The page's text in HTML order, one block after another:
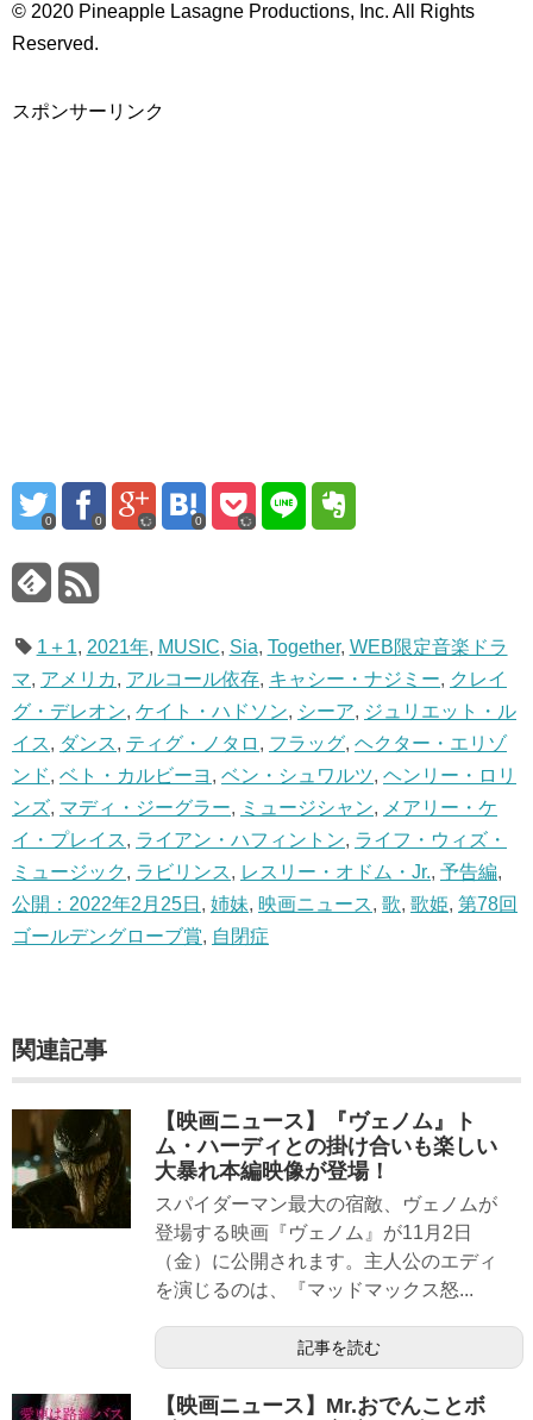
© 2020 Pineapple Lasagne Productions, Inc. All Rights
Reserved.
スポンサーリンク
0 0 0
1＋1, 2021年, MUSIC, Sia, Together, WEB限定音楽ドラ
マ, アメリカ, アルコール依存, キャシー・ナジミー, クレイ
グ・デレオン, ケイト・ハドソン, シーア, ジュリエット・ル
イス, ダンス, ティグ・ノタロ , フラッグ, ヘクター・エリゾ
ンド, ベト・カルビーヨ , ベン・シュワルツ, ヘンリー・ロリ
ンズ, マディ・ジーグラー, ミュージシャン, メアリー・ケ
イ・プレイス, ライアン・ハフィントン, ライフ・ウィズ・
ミュージック , ラビリンス, レスリー・オドム・Jr., 予告編,
公開：2022年2月25日 , 姉妹, 映画ニュース, 歌, 歌姫, 第78回
ゴールデングローブ賞, 自閉症
関連記事
【映画ニュース】『ヴェノム』ト
ム・ハーディとの掛け合いも楽しい
大暴れ本編映像が登場！
スパイダーマン最大の宿敵、ヴェノムが
登場する映画『ヴェノム』が11月2日
（金）に公開されます。主人公のエディ
を演じるのは、『マッドマックス怒...
記事を読む
【映画ニュース】Mr.おでんことボ